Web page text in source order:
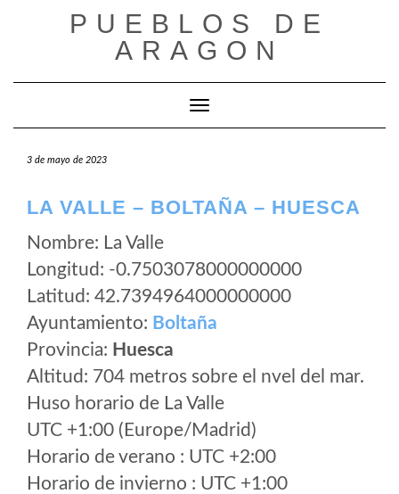
PUEBLOS DE
ARAGON
Cambiar modo de navegación
3 de mayo de 2023
LA VALLE – BOLTAÑA – HUESCA
Nombre: La Valle
Longitud: -0.7503078000000000
Latitud: 42.7394964000000000
Ayuntamiento: Boltaña
Provincia: Huesca
Altitud: 704 metros sobre el nvel del mar.
Huso horario de La Valle
UTC +1:00 (Europe/Madrid)
Horario de verano : UTC +2:00
Horario de invierno : UTC +1:00